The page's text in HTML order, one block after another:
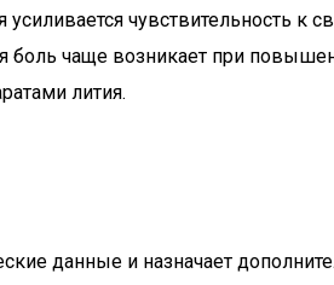
чувствительность
боль чаще возникает при
лития.
данные и назначает